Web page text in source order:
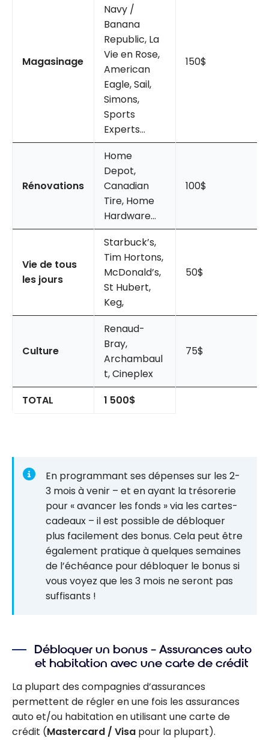
Magasinage
Navy /
Banana
Republic, La
Vie en Rose,
American
Eagle, Sail,
Simons,
Sports
Experts…
150$
Rénovations
Home
Depot,
Canadian
Tire, Home
Hardware…
100$
Vie de tous
les jours
Starbuck’s,
Tim Hortons,
McDonald’s,
St Hubert,
Keg,
50$
Culture
Renaud-
Bray,
Archambaul
t, Cineplex
75$
TOTAL 1 500$
En programmant ses dépenses sur les 2-
3 mois à venir – et en ayant la trésorerie
pour « avancer les fonds » via les cartes-
cadeaux – il est possible de débloquer
plus facilement des bonus. Cela peut être
également pratique à quelques semaines
de l’échéance pour débloquer le bonus si
vous voyez que les 3 mois ne seront pas
suffisants !
Débloquer un bonus – Assurances auto
et habitation avec une carte de crédit
La plupart des compagnies d’assurances
permettent de régler en une fois les assurances
auto et/ou habitation en utilisant une carte de
crédit (Mastercard / Visa pour la plupart).